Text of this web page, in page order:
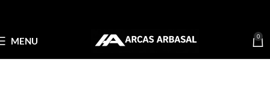
MENU 0